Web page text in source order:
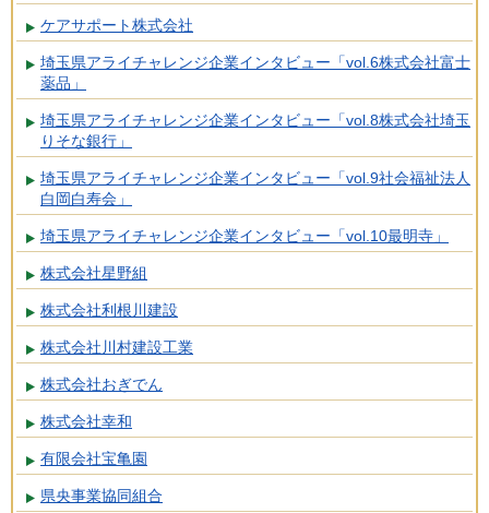
ケアサポート株式会社
埼玉県アライチャレンジ企業インタビュー「vol.6株式会社富士
薬品」
埼玉県アライチャレンジ企業インタビュー「vol.8株式会社埼玉
りそな銀行」
埼玉県アライチャレンジ企業インタビュー「vol.9社会福祉法人
白岡白寿会」
埼玉県アライチャレンジ企業インタビュー「vol.10最明寺」
株式会社星野組
株式会社利根川建設
株式会社川村建設工業
株式会社おぎでん
株式会社幸和
有限会社宝亀園
県央事業協同組合